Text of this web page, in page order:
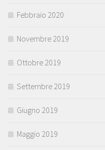
Febbraio 2020
Novembre 2019
Ottobre 2019
Settembre 2019
Giugno 2019
Maggio 2019